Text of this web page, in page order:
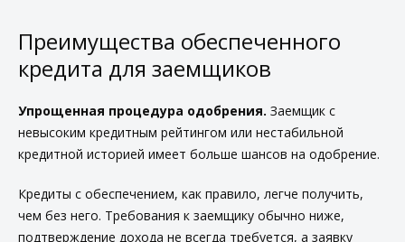
Преимущества обеспеченного
кредита для заемщиков
Упрощенная процедура одобрения. Заемщик с
невысоким кредитным рейтингом или нестабильной
кредитной историей имеет больше шансов на одобрение.
Кредиты с обеспечением, как правило, легче получить,
чем без него. Требования к заемщику обычно ниже,
подтверждение дохода не всегда требуется, а заявку